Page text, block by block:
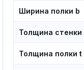
Ширина полки b
Толщина стенки
Толщина полки t